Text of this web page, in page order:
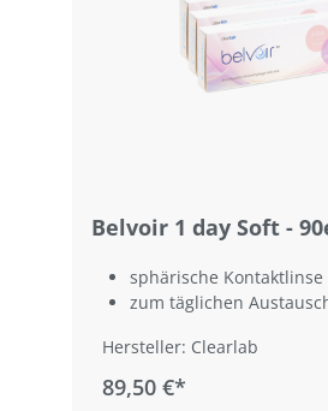
Belvoir 1 day Soft -
sphärische Kontaktlinse
zum täglichen
Hersteller: Clearlab
89,50 €*